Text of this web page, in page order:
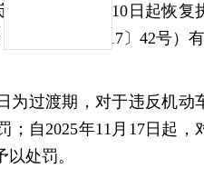
自2025年11月10日起恢
郑政通〔2017〕42号）有
为过渡期，对于违反机
；自2025年11月17日起，
处罚。